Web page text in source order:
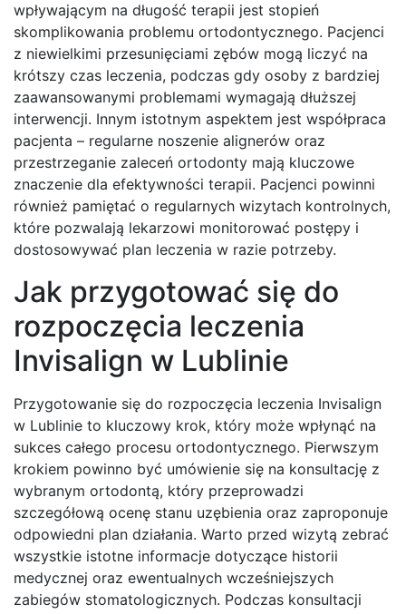
wpływającym na długość terapii jest stopień
skomplikowania problemu ortodontycznego. Pacjenci
z niewielkimi przesunięciami zębów mogą liczyć na
krótszy czas leczenia, podczas gdy osoby z bardziej
zaawansowanymi problemami wymagają dłuższej
interwencji. Innym istotnym aspektem jest współpraca
pacjenta – regularne noszenie alignerów oraz
przestrzeganie zaleceń ortodonty mają kluczowe
znaczenie dla efektywności terapii. Pacjenci powinni
również pamiętać o regularnych wizytach kontrolnych,
które pozwalają lekarzowi monitorować postępy i
dostosowywać plan leczenia w razie potrzeby.
Jak przygotować się do
rozpoczęcia leczenia
Invisalign w Lublinie
Przygotowanie się do rozpoczęcia leczenia Invisalign
w Lublinie to kluczowy krok, który może wpłynąć na
sukces całego procesu ortodontycznego. Pierwszym
krokiem powinno być umówienie się na konsultację z
wybranym ortodontą, który przeprowadzi
szczegółową ocenę stanu uzębienia oraz zaproponuje
odpowiedni plan działania. Warto przed wizytą zebrać
wszystkie istotne informacje dotyczące historii
medycznej oraz ewentualnych wcześniejszych
zabiegów stomatologicznych. Podczas konsultacji